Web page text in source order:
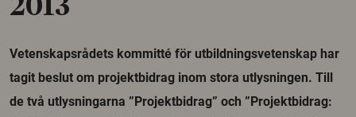
2013
Vetenskapsrådets kommitté för utbildningsvetenskap har
tagit beslut om projektbidrag inom stora utlysningen. Till
de två utlysningarna ”Projektbidrag” och ”Projektbidrag: